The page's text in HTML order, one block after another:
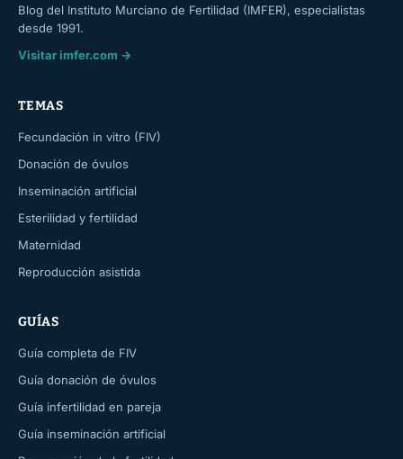
Blog del Instituto Murciano de Fertilidad (IMFER), especialistas
desde 1991.
Visitar imfer.com →
TEMAS
Fecundación in vitro (FIV)
Donación de óvulos
Inseminación artificial
Esterilidad y fertilidad
Maternidad
Reproducción asistida
GUÍAS
Guía completa de FIV
Guía donación de óvulos
Guía infertilidad en pareja
Guía inseminación artificial